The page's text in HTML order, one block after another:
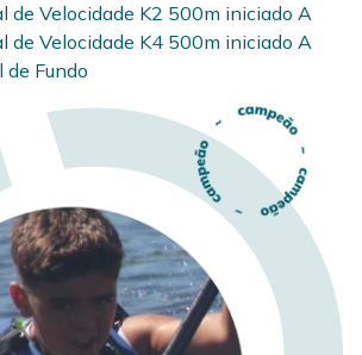
de Velocidade K2 500m iniciado A
de Velocidade K4 500m iniciado A
de Fundo